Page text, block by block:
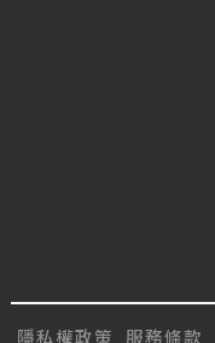
隱私權政策 服務條款